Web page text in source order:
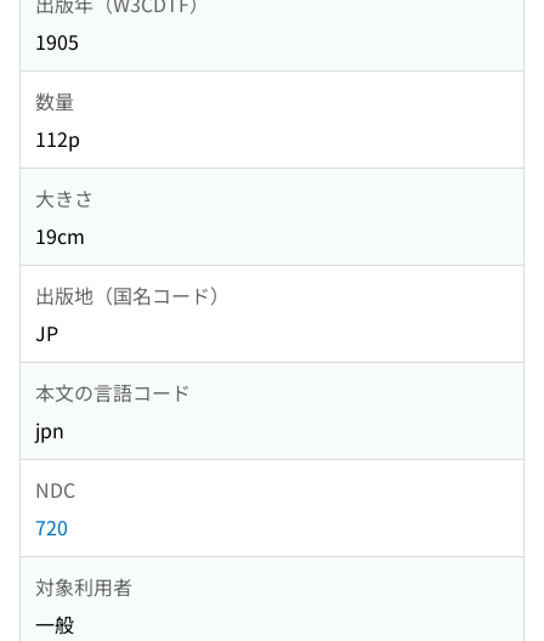
1905
数量
112p
大きさ
19cm
出版地（国名コード）
JP
本文の言語コード
jpn
NDC
720
対象利用者
一般